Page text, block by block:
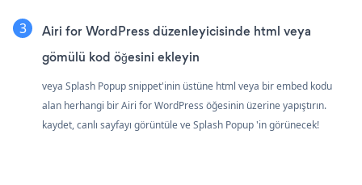
Airi for WordPress düzenleyicisinde html veya
gömülü kod öğesini ekleyin
veya Splash Popup snippet'inin üstüne html veya bir embed kodu
alan herhangi bir Airi for WordPress öğesinin üzerine yapıştırın.
kaydet, canlı sayfayı görüntüle ve Splash Popup 'in görünecek!